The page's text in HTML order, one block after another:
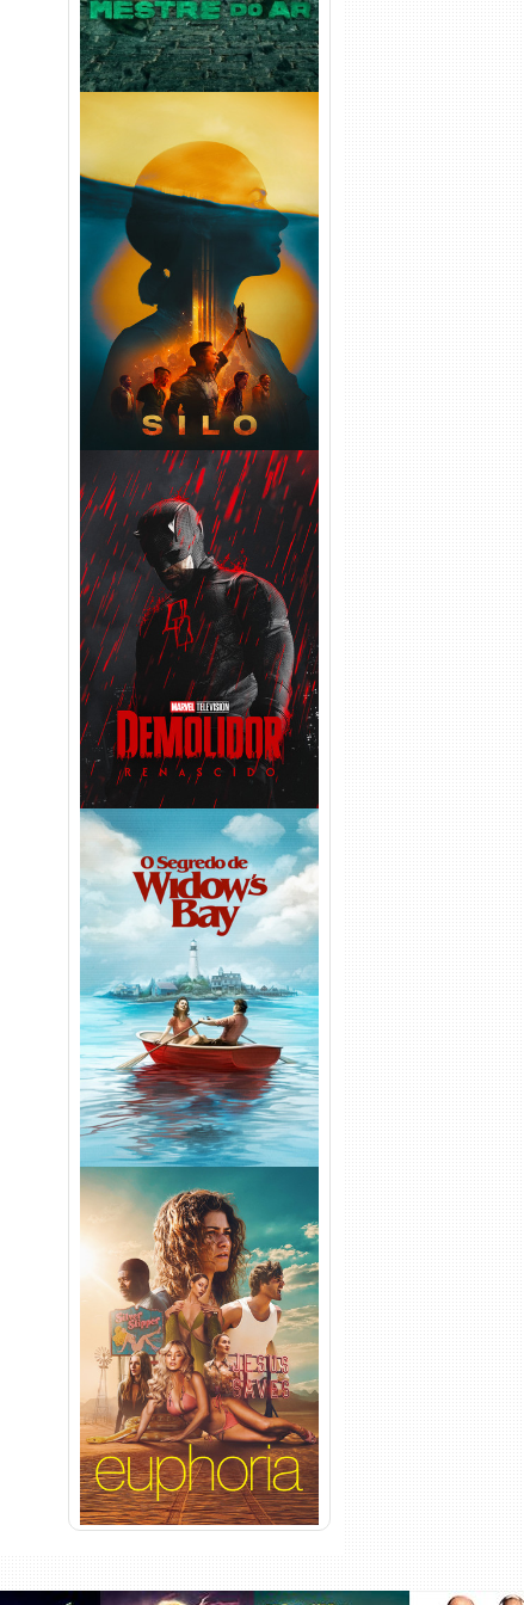
Silo 2ª Temporada (2024)
WEB-DL 1080p Dual Áudio
Demolidor: Renascido 2ª
Temporada (2026) WEB-DL
1080p Dual Áudio
O Segredo de Widow’s Bay
1ª Temporada Torrent (2026)
WEB-DL 1080p Dual Áudio
Euphoria 3ª Temporada
Torrent (2026) WEB-DL 1080p
Dual Áudio